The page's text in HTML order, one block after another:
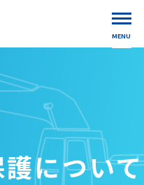
MENU
について